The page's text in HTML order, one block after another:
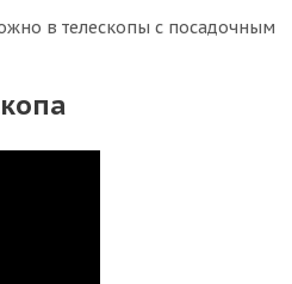
в телескопы с посадочным